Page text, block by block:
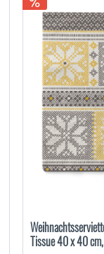
Tissue 40 x 40